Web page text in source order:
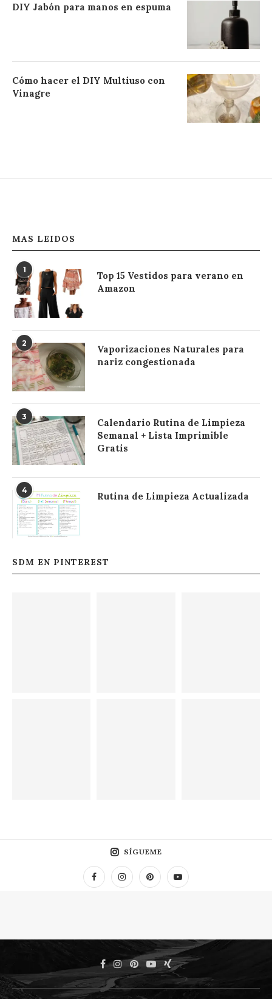
DIY Jabón para manos en espuma
Cómo hacer el DIY Multiuso con
Vinagre
MAS LEIDOS
1
Top 15 Vestidos para verano en
Amazon
2
Vaporizaciones Naturales para
nariz congestionada
3
Calendario Rutina de Limpieza
Semanal + Lista Imprimible
Gratis
4
Rutina de Limpieza Actualizada
SDM EN PINTEREST
SÍGUEME